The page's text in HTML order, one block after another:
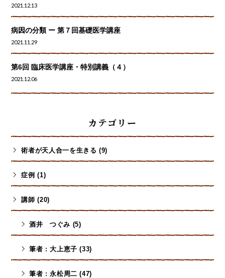
2021.12.13
病因の分類 ー 第７回基礎医学講座
2021.11.29
第6回 臨床医学講座・特別講義（４）
2021.12.06
カテゴリー
術者が天人合一を生きる (9)
症例 (1)
講師 (20)
酒井 つぐみ (5)
筆者 : 大上恵子 (33)
筆者 : 永松周二 (47)